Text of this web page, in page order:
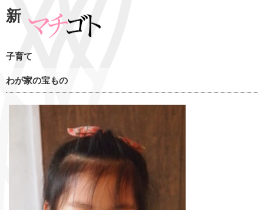
新
子育て
わが家の宝もの